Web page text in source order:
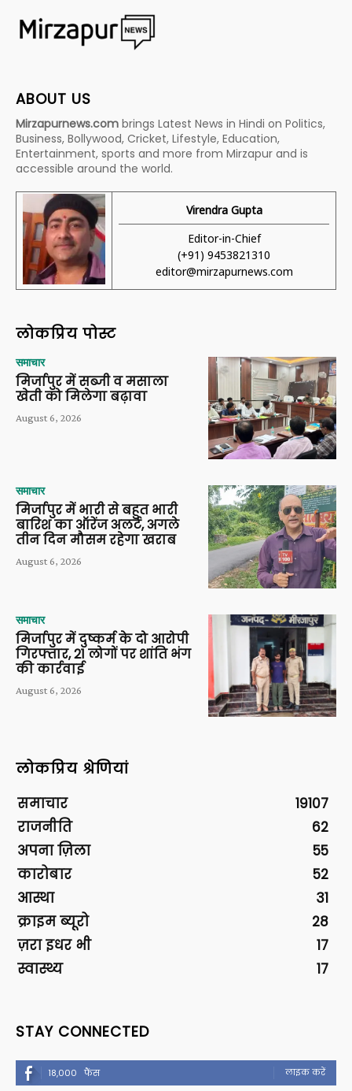
ABOUT US
Mirzapurnews.com brings Latest News in Hindi on Politics,
Business, Bollywood, Cricket, Lifestyle, Education,
Entertainment, sports and more from Mirzapur and is
accessible around the world.
Virendra Gupta
Editor-in-Chief
(+91) 9453821310
editor@mirzapurnews.com
लोकप्रिय पोस्ट
समाचार
मिर्जापुर में सब्जी व मसाला
खेती को मिलेगा बढ़ावा
August 6, 2026
समाचार
मिर्जापुर में भारी से बहुत भारी
बारिश का ऑरेंज अलर्ट, अगले
तीन दिन मौसम रहेगा खराब
August 6, 2026
समाचार
मिर्जापुर में दुष्कर्म के दो आरोपी
गिरफ्तार, 21 लोगों पर शांति भंग
की कार्रवाई
August 6, 2026
लोकप्रिय श्रेणियां
समाचार
19107
राजनीति
62
अपना ज़िला
55
कारोबार
52
आस्था
31
क्राइम ब्यूरो
28
ज़रा इधर भी
17
स्वास्थ्य
17
STAY CONNECTED
18,000 फैंस लाइक करें